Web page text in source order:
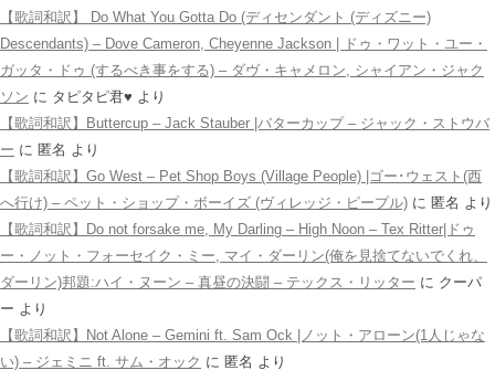
【歌詞和訳】 Do What You Gotta Do (ディセンダント (ディズニー)
Descendants) – Dove Cameron, Cheyenne Jackson | ドゥ・ワット・ユー・
ガッタ・ドゥ (するべき事をする) – ダヴ・キャメロン, シャイアン・ジャク
ソン に タピタピ君♥️ より
【歌詞和訳】Buttercup – Jack Stauber |バターカップ – ジャック・ストウバ
ー に 匿名 より
【歌詞和訳】Go West – Pet Shop Boys (Village People) |ゴー･ウェスト(西
へ行け) – ペット・ショップ・ボーイズ (ヴィレッジ・ピープル) に 匿名 より
【歌詞和訳】Do not forsake me, My Darling – High Noon – Tex Ritter|ドゥ
ー・ノット・フォーセイク・ミー, マイ・ダーリン(俺を見捨てないでくれ、
ダーリン)邦題:ハイ・ヌーン – 真昼の決闘 – テックス・リッター に クーパ
ー より
【歌詞和訳】Not Alone – Gemini ft. Sam Ock |ノット・アローン(1人じゃな
い) – ジェミニ ft. サム・オック に 匿名 より